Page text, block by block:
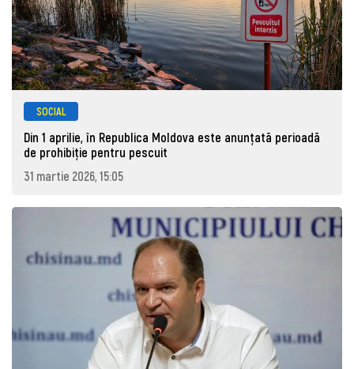
SOCIAL
Din 1 aprilie, în Republica Moldova este anunţată perioadă
de prohibiţie pentru pescuit
31 martie 2026, 15:05